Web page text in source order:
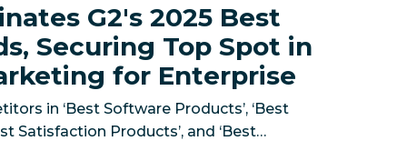
G2's 2025 Best
Securing Top Spot in
for Enterprise
in ‘Best Software Products’, ‘Best
Satisfaction Products’, and ‘Best